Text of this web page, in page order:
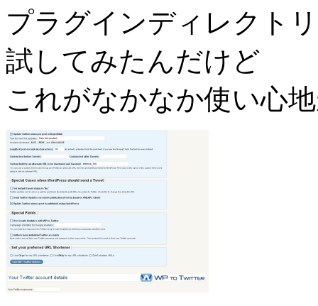
プラグインディレクト
試してみたんだけど
これがなかなか使い心